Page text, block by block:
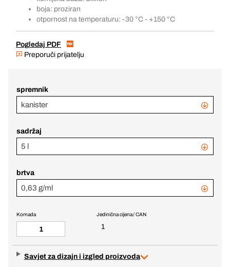
boja: proziran
otpornost na temperaturu: -30 °C - +150 °C
Pogledaj PDF
Preporuči prijatelju
spremnik
kanister
sadržaj
5 l
brtva
0,63 g/ml
Jedinična cijena / CAN
1
Komada
Savjet za dizajn i izgled proizvoda